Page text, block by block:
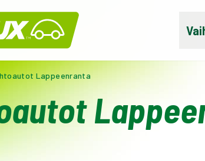
Lappeenranta